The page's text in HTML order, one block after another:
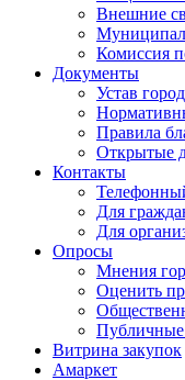
Внешние
Комиссия
Документы
Устав
Правила
Открытые
Контакты
Для
Для
Опросы
Мнения
Оценить
Витрина закупок
Амаркет